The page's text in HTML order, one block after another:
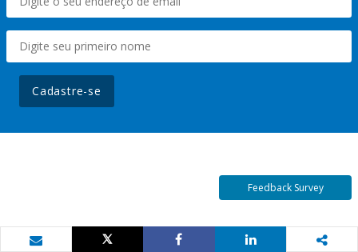
Cadastre-se
Feedback Survey